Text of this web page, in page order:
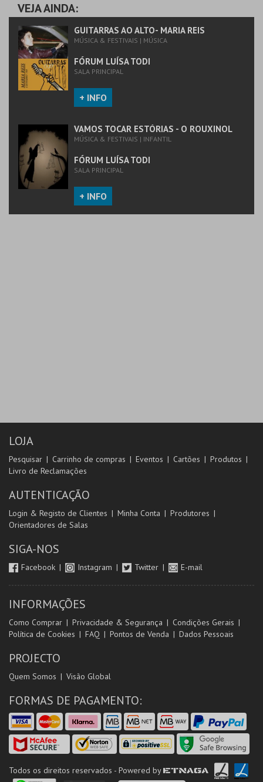
MAIS INFO
COMPRAR
MAIS INFO
VEJA AINDA:
GUITARRAS AO ALTO- MARIA REIS
MÚSICA & FESTIVAIS | MÚSICA
FÓRUM LUÍSA TODI
SALA PRINCIPAL
+ INFO
VAMOS TOCAR ESTÓRIAS - O ROUXINOL
MÚSICA & FESTIVAIS | INFANTIL
FÓRUM LUÍSA TODI
SALA PRINCIPAL
+ INFO
LOJA
Pesquisar Carrinho de compras Eventos Cartões
Produtos
Livro de Reclamações
AUTENTICAÇÃO
Login & Registo de Clientes Minha Conta
Produtores
Orientadores de Salas
SIGA-NOS
Facebook Instagram Twitter E-mail
INFORMAÇÕES
Como Comprar Privacidade & Segurança
Condições Gerais
Política de Cookies
FAQ Pontos de Venda Dados Pessoais
PROJECTO
Quem Somos Visão Global
FORMAS DE PAGAMENTO:
Todos os direitos reservados - Powered by ETNAGA